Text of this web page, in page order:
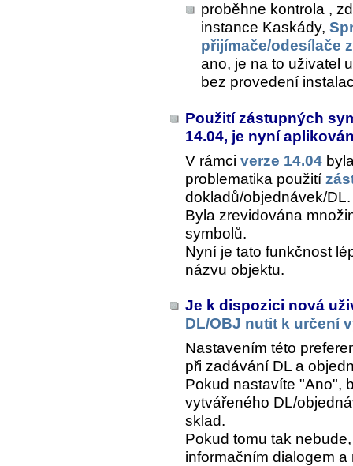
proběhne kontrola ,
instance Kaskády,
přijímače/odesílače
ano, je na to uživatel
bez provedení
Použití zástupných
14.04, je nyní
V rámci verze 14.04
problematika použití
dokladů/objednávek/DL.
Byla zrevidována
symbolů.
Nyní je tato funkčnost
názvu objektu.
Je k dispozici nová
DL/OBJ nutit k určení
Nastavením této
při zadávání DL a
Pokud nastavíte "Ano",
vytvářeného DL/
sklad.
Pokud tomu tak
informačním dialogem